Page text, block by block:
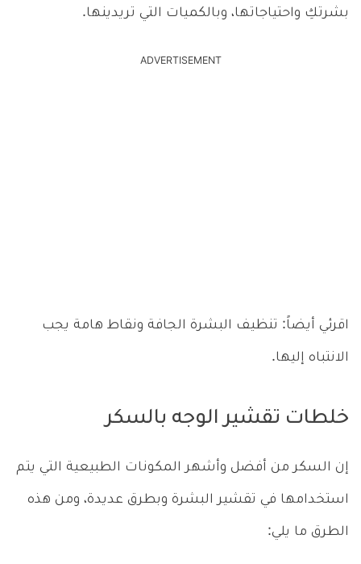
بشرتكِ واحتياجاتها، وبالكميات التي تريدينها.
ADVERTISEMENT
اقرئي أيضاً: تنظيف البشرة الجافة ونقاط هامة يجب
الانتباه إليها.
خلطات تقشير الوجه بالسكر
إن السكر من أفضل وأشهر المكونات الطبيعية التي يتم
استخدامها في تقشير البشرة وبطرق عديدة، ومن هذه
الطرق ما يلي: